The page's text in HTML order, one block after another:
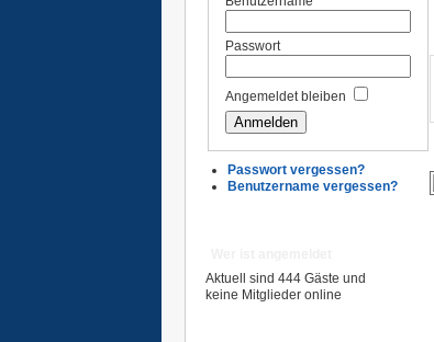
Passwort
Angemeldet bleiben
Passwort vergessen?
Benutzername vergessen?
Aktuell sind 444 Gäste und
keine Mitglieder online